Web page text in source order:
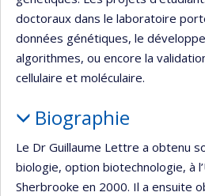
doctoraux dans le laboratoire
données génétiques, le
algorithmes, ou encore la
cellulaire et moléculaire.
Biographie
Le Dr Guillaume Lettre a obtenu
biologie, option biotechnologie, à
Sherbrooke en 2000. Il a ensuite